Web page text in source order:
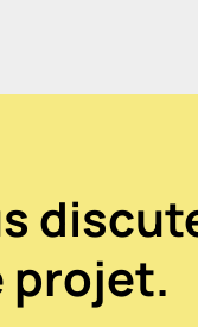
projet.